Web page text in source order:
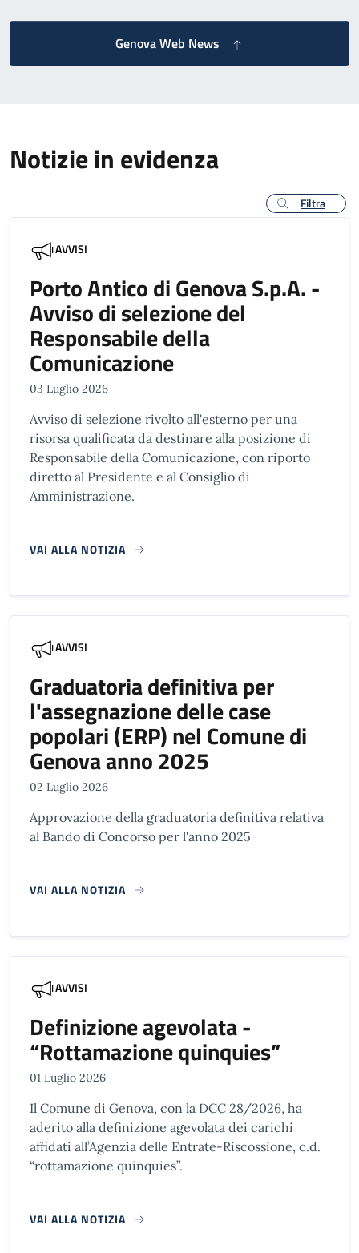
Genova Web News
Notizie in evidenza
Filtra
AVVISI
Porto Antico di Genova S.p.A. -
Avviso di selezione del
Responsabile della
Comunicazione
03 Luglio 2026
Avviso di selezione rivolto all'esterno per una
risorsa qualificata da destinare alla posizione di
Responsabile della Comunicazione, con riporto
diretto al Presidente e al Consiglio di
Amministrazione.
VAI ALLA NOTIZIA
AVVISI
Graduatoria definitiva per
l'assegnazione delle case
popolari (ERP) nel Comune di
Genova anno 2025
02 Luglio 2026
Approvazione della graduatoria definitiva relativa
al Bando di Concorso per l'anno 2025
VAI ALLA NOTIZIA
AVVISI
Definizione agevolata -
“Rottamazione quinquies”
01 Luglio 2026
Il Comune di Genova, con la DCC 28/2026, ha
aderito alla definizione agevolata dei carichi
affidati all’Agenzia delle Entrate-Riscossione, c.d.
“rottamazione quinquies”.
VAI ALLA NOTIZIA